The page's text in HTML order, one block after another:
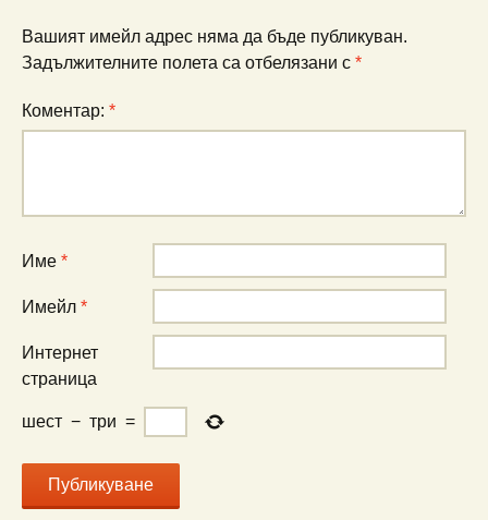
Вашият имейл адрес няма да бъде публикуван.
Задължителните полета са отбелязани с *
Коментар: *
Име *
Имейл *
Интернет
страница
шест − три =